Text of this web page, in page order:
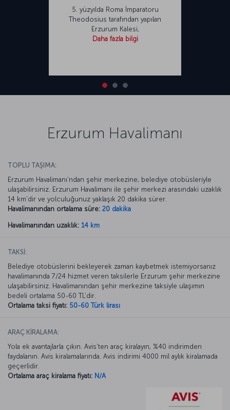
5. yüzyılda Roma İmparatoru
Theodosius tarafından yapılan
Erzurum Kalesi,
Daha fazla bilgi
Erzurum Havalimanı
TOPLU TAŞIMA:
Erzurum Havalimanı’ndan şehir merkezine, belediye otobüsleriyle
ulaşabilirsiniz. Erzurum Havalimanı ile şehir merkezi arasındaki uzaklık
14 km’dir ve yolculuğunuz yaklaşık 20 dakika sürer.
Havalimanından ortalama süre: 20 dakika
Havalimanından uzaklık: 14 km
TAKSİ:
Belediye otobüslerini bekleyerek zaman kaybetmek istemiyorsanız
havalimanında 7/24 hizmet veren taksilerle Erzurum şehir merkezine
ulaşabilirsiniz. Havalimanından şehir merkezine taksiyle ulaşımın
bedeli ortalama 50-60 TL’dir.
Ortalama taksi fiyatı: 50-60 Türk lirası
ARAÇ KİRALAMA:
Yola ek avantajlarla çıkın. Avis’ten araç kiralayın, %40 indirimden
faydalanın. Avis kiralamalarında. Avis indirimi 4000 mil aylık kiralamada
geçerlidir.
Ortalama araç kiralama fiyatı: N/A